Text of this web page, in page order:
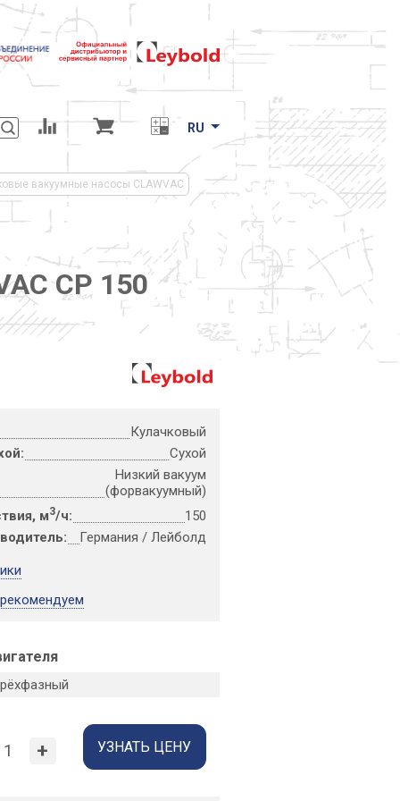
RU
вакуумные насосы CLAWVAC
CP 150
Кулачковый
Сухой
Низкий вакуум
(форвакуумный)
м3/ч:
150
Германия / Лейболд
+ УЗНАТЬ ЦЕНУ